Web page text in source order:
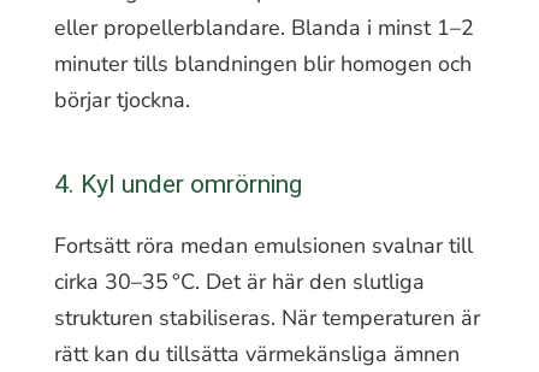
eller propellerblandare. Blanda i minst 1–2
minuter tills blandningen blir homogen och
börjar tjockna.
4. Kyl under omrörning
Fortsätt röra medan emulsionen svalnar till
cirka 30–35 °C. Det är här den slutliga
strukturen stabiliseras. När temperaturen är
rätt kan du tillsätta värmekänsliga ämnen